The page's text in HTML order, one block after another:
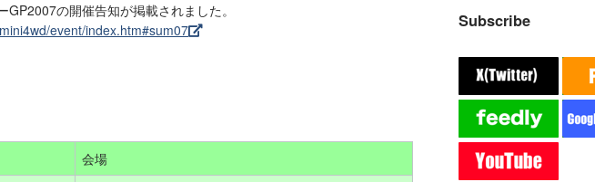
の開催告知が掲載されました。
event/index.htm#sum07
会場
Subscribe